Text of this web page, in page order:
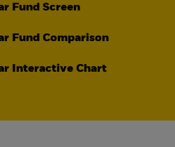
Fund Screen
Fund Comparison
Interactive Chart